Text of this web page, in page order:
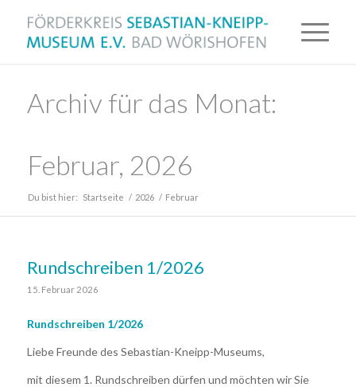
Archiv für das Monat:
Februar, 2026
Du bist hier: Startseite / 2026 / Februar
Rundschreiben 1/2026
15. Februar 2026
Rundschreiben 1/2026
Liebe Freunde des Sebastian-Kneipp-Museums,
mit diesem 1. Rundschreiben dürfen und möchten wir Sie